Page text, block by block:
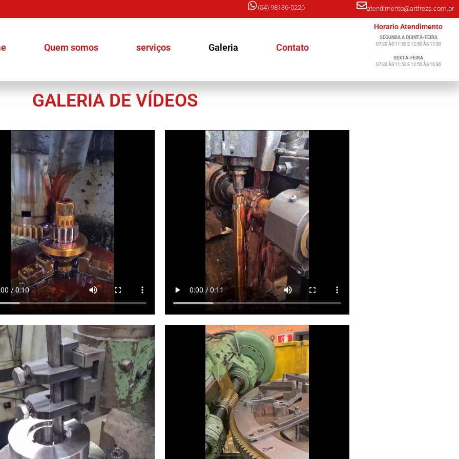
(54) 98136-5226 atendimento@artfreza.com.br
Quem somos serviços Galeria Contato
Horario Atendimento
SEGUNDA A QUINTA-FEIRA
07:30 ÀS 11:50 E 12:50 ÀS 17:30
SEXTA-FEIRA
07:30 ÀS 11:50 E 12:50 ÀS 16:30
GALERIA DE VÍDEOS